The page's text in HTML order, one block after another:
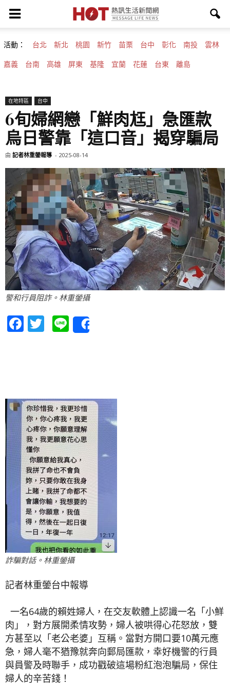
活動： 台北 新北 桃園 新竹 苗栗 台中 彰化 南投 雲林
嘉義 台南 高雄 屏東 基隆 宜蘭 花蓮 台東 離島
在地特區 台中
6旬婦網戀「鮮肉尪」急匯款
烏日警靠「這口音」揭穿騙局
由 記者林重鎣報導 - 2025-08-14
警和行員阻詐。林重鎣攝
Facebook
Twitter
Line
詐騙對話。林重鎣攝
記者林重鎣台中報導
一名64歲的賴姓婦人，在交友軟體上認識一名「小鮮
肉」，對方展開柔情攻勢，婦人被哄得心花怒放，雙
方甚至以「老公老婆」互稱。當對方開口要10萬元應
急，婦人毫不猶豫就奔向郵局匯款，幸好機警的行員
與員警及時聯手，成功戳破這場粉紅泡泡騙局，保住
婦人的辛苦錢！